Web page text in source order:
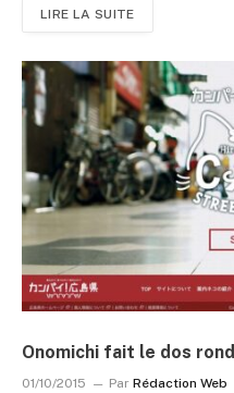
LIRE LA SUITE
Onomichi fait le dos rond
01/10/2015 Par Rédaction Web